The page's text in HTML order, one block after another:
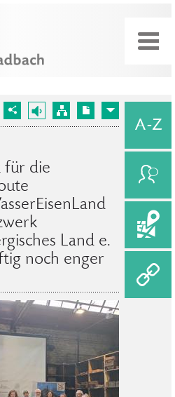
für die
Land e.
noch enger